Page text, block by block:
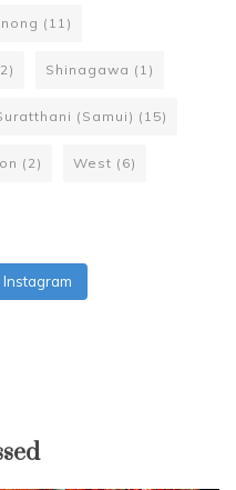
(11)
Shinagawa (1)
(Samui) (15)
(2) West (6)